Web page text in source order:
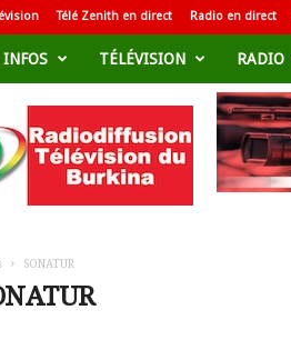
Télé Zenith en direct Radio en direct
INFOS TÉLÉVISION RADIO
SONATUR